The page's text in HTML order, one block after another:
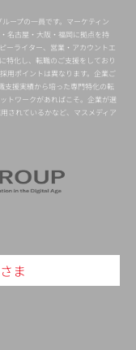
ープの一員です。マーケティン
名古屋・大阪・福岡に拠点を持
ーライター、営業・アカウントエ
特化し、転職のご支援をしており
用ポイントは異なります。企業ご
支援実績から培った専門特化の転
トワークがあればこそ。企業が選
されているかなど、マスメディア
ま